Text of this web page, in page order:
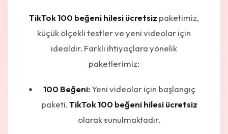
TikTok 100 beğeni hilesi ücretsiz paketimiz,
küçük ölçekli testler ve yeni videolar için
idealdir. Farklı ihtiyaçlara yönelik
paketlerimiz:
100 Beğeni:Yeni videolar için başlangıç
paketi.TikTok 100 beğeni hilesi ücretsiz
olarak sunulmaktadır.